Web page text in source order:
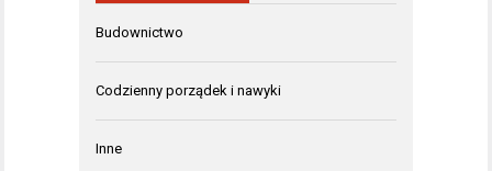
Budownictwo
Codzienny porządek i nawyki
Inne